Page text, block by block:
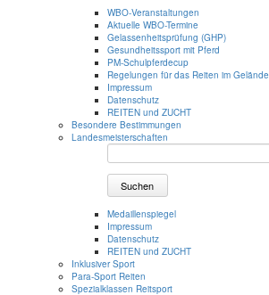
WBO-Veranstaltungen
Aktuelle WBO-Termine
Gelassenheitsprüfung (GHP)
Gesundheitssport mit Pferd
PM-Schulpferdecup
Regelungen für das Reiten im Gelände
Impressum
Datenschutz
REITEN und ZUCHT
Besondere Bestimmungen
Landesmeisterschaften
Suchen
Medaillenspiegel
Impressum
Datenschutz
REITEN und ZUCHT
Inklusiver Sport
Para-Sport Reiten
Spezialklassen Reitsport